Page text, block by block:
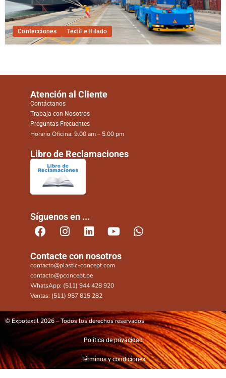
Confecciones Textil e Hilado
Atención al Cliente
Contáctanos
Trabaja con Nosotros
Preguntas Frecuentes
Horario Oficina: 9.00 am – 5.00 pm
Libro de Reclamaciones
Síguenos en ...
Contacte con nosotros
contacto@plastic-concept.com
contacto@pconcept.pe
WhatsApp: (511) 944 428 920
Ventas: (511) 957 815 282
© Expotextil 2026 – Todos los derechos reservados
Política de privacidad
Términos y condiciones